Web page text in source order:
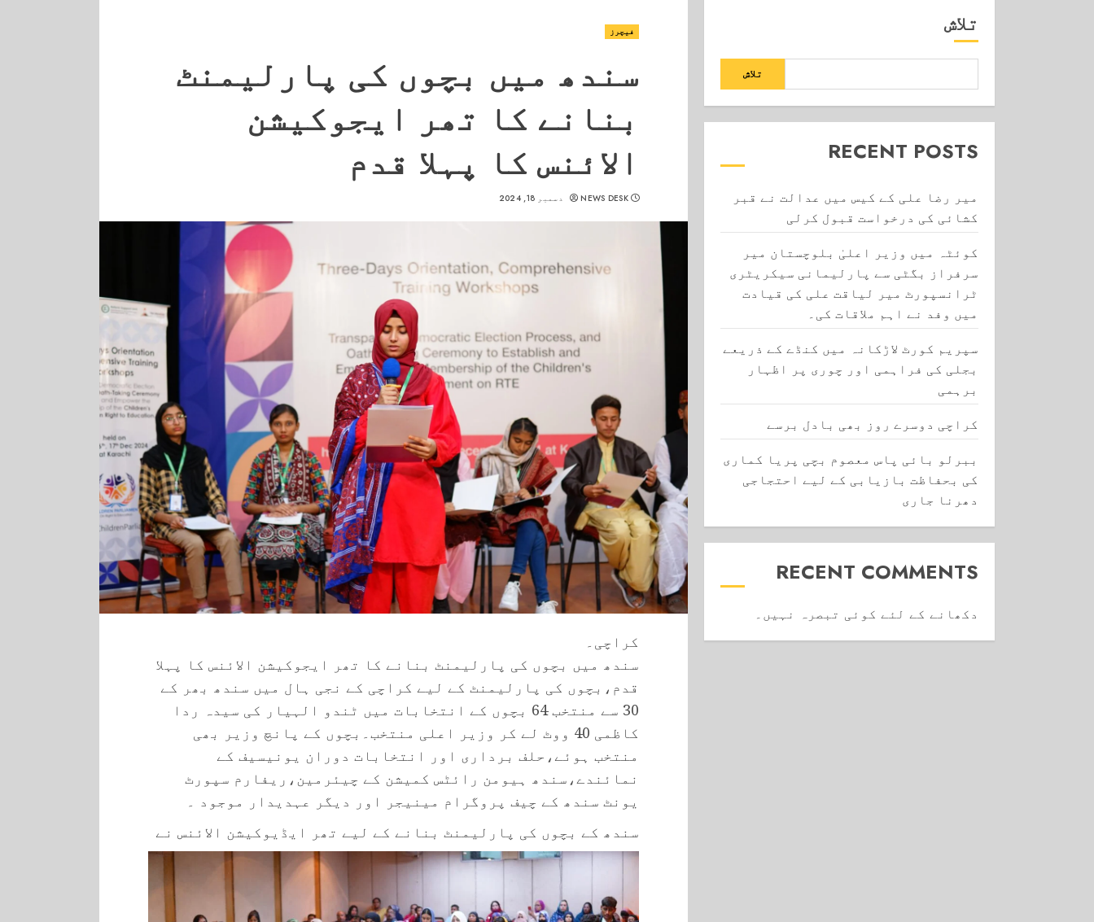
فیچرز
سندھ میں بچوں کی پارلیمنٹ
بنانے کا تھر ایجوکیشن
الائنس کا پہلا قدم
NEWS DESK دسمبر 18, 2024
کراچی۔
سندھ میں بچوں کی پارلیمنٹ بنانے کا تھر ایجوکیشن الائنس کا پہلا
قدم،بچوں کی پارلیمنٹ کے لیے کراچی کے نجی ہال میں سندھ بھر کے
30 سے منتخب 64 بچوں کے انتخابات میں ٹندو الہیار کی سیدہ ردا
کاظمی 40 ووٹ لے کر وزیر اعلی منتخب۔بچوں کے پانچ وزیر بھی
منتخب ہوئے،حلف برداری اور انتخابات دوران یونیسیف کے
نمائندے،سندھ ہیومن رائٹس کمیشن کے چیئرمین،ریفارم سپورٹ
یونٹ سندھ کے چیف پروگرام مینیجر اور دیگر عہدیدار موجود ۔
سندھ کے بچوں کی پارلیمنٹ بنانے کے لیے تھر ایڈیوکیشن الائنس نے
تلاش
تلاش
RECENT POSTS
میر رضا علی کے کیس میں عدالت نے قبر
کشائی کی درخواست قبول کرلی
کوئٹہ میں وزیر اعلیٰ بلوچستان میر
سرفراز بگٹی سے پارلیمانی سیکریٹری
ٹرانسپورٹ میر لیاقت علی کی قیادت
میں وفد نے اہم ملاقات کی۔
سپریم کورٹ لاڑکانہ میں کنڈے کے ذریعے
بجلی کی فراہمی اور چوری پر اظہار
برہمی
کراچی دوسرے روز بھی بادل برسے
ببرلو بائی پاس معصوم بچی پریا کماری
کی بحفاظت بازیابی کے لیے احتجاجی
دھرنا جاری
RECENT COMMENTS
دکھانے کے لئے کوئی تبصرہ نہیں۔